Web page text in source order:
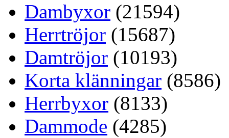
Dambyxor (21594)
Herrtröjor (15687)
Damtröjor (10193)
Korta klänningar (8586)
Herrbyxor (8133)
Dammode (4285)